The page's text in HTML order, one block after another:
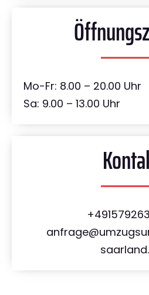
Mo-Fr: 8.00 – 20.00 Uhr
Sa: 9.00 – 13.00 Uhr